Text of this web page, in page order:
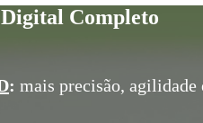
Completo
: mais precisão, agilidade